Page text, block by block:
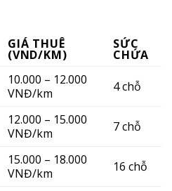
GIÁ THUÊ
(VND/KM)
SỨC
CHỨA
10.000 – 12.000
VNĐ/km
4 chỗ
12.000 – 15.000
VNĐ/km
7 chỗ
15.000 – 18.000
VNĐ/km
16 chỗ